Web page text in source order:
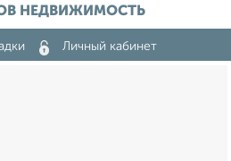
НЕДВИЖИМОСТЬ
Личный кабинет